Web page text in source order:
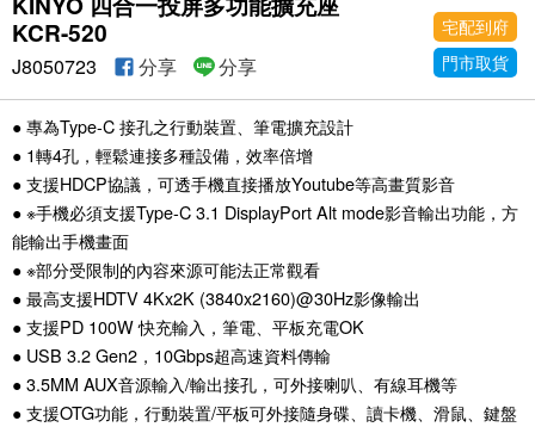
KCR-520
宅配到府
門市取貨
J8050723 分享 分享
● 專為Type-C 接孔之行動裝置、筆電擴充設計
● 1轉4孔，輕鬆連接多種設備，效率倍增
● 支援HDCP協議，可透手機直接播放Youtube等高畫質影音
● ※手機必須支援Type-C 3.1 DisplayPort Alt mode影音輸出功能，方
能輸出手機畫面
● ※部分受限制的內容來源可能法正常觀看
● 最高支援HDTV 4Kx2K (3840x2160)@30Hz影像輸出
● 支援PD 100W 快充輸入，筆電、平板充電OK
● USB 3.2 Gen2，10Gbps超高速資料傳輸
● 3.5MM AUX音源輸入/輸出接孔，可外接喇叭、有線耳機等
● 支援OTG功能，行動裝置/平板可外接隨身碟、讀卡機、滑鼠、鍵盤